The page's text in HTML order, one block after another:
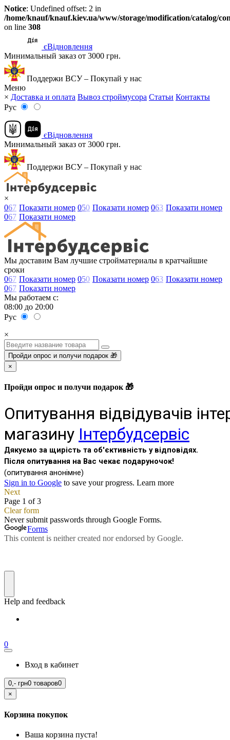
Notice: Undefined offset: 2 in
/home/knauf/knauf.kiev.ua/www/storage/modification/catalog/
on line 308
єВідновлення
Минимальный заказ от 3000 грн.
Поддержи ВСУ – Покупай у нас
Меню
× Доставка и оплата Вывоз строймусора Статьи Контакты
Рус
єВідновлення
Минимальный заказ от 3000 грн.
Поддержи ВСУ – Покупай у нас
×
067 Показати номер 050 Показати номер 063 Показати номер
067 Показати номер
Мы доставим Вам лучшие стройматериалы в кратчайшие
сроки
067 Показати номер 050 Показати номер 063 Показати номер
067 Показати номер
Мы работаем с:
08:00 до 20:00
Рус
×
Пройди опрос и получи подарок 🎁
×
Пройди опрос и получи подарок 🎁
0
Вход в кабинет
0,- грн0 товаров0
×
Корзина покупок
Ваша корзина пуста!